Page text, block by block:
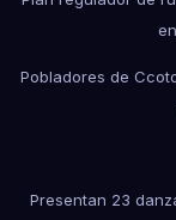
Pobladores de
Presentan 23